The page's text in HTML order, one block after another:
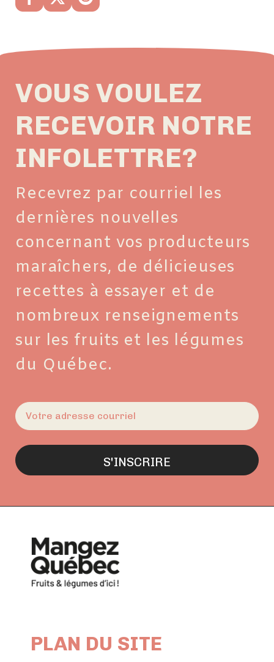
VOUS VOULEZ
RECEVOIR NOTRE
INFOLETTRE?
Recevrez par courriel les
dernières nouvelles
concernant vos producteurs
maraîchers, de délicieuses
recettes à essayer et de
nombreux renseignements
sur les fruits et les légumes
du Québec.
E-
mail(Nécessaire)
PLAN DU SITE